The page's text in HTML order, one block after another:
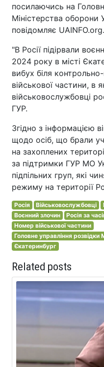
посилаючись на
Міністерства оборони
повідомляє UAINFO.org.
"В Росії підірвали
2024 року в місті
вибух біля
військової частини, в
військовослужбовці
ГУР.
Згідно з інформацією
щодо осіб, що брали
на захоплених
за підтримки ГУР МО
підпільних груп, які
режиму на території
Росія Військовослужбовці
Воєнний злочин
Росія за
Номер військової частини
Головне управління розвідки
Єкатеринбург
Related posts